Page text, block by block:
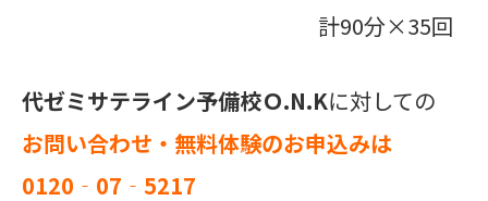
計90分×35回
代ゼミサテライン予備校Ｏ.N.Kに対しての
お問い合わせ・無料体験のお申込みは
0120‐07‐5217